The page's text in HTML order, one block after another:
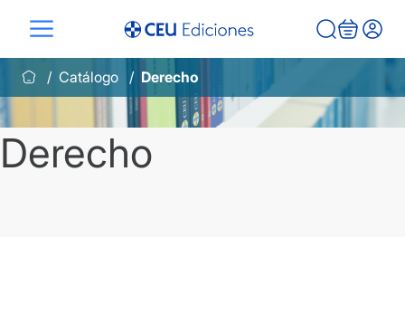
contenido
Catálogo
Derecho
Derecho